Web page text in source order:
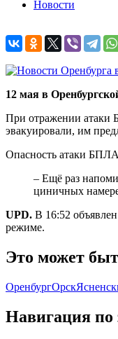
Новости
12 мая в
При отражении атаки
эвакуировали, им
Опасность атаки
– Ещё раз
циничных
UPD. В 16:52
режиме.
Это может
ОренбургОрск
Навигация по